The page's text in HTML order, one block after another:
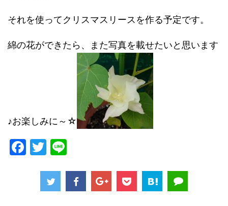
それを使ってクリスマスリースを作る予定です。
綿の花ができたら、また写真を載せたいと思います
♪お楽しみに～☆
F
T
itt
er
e